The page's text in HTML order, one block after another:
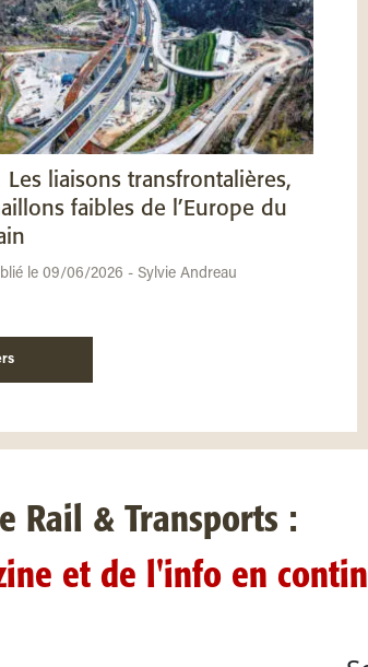
Les liaisons transfrontalières,
faibles de l’Europe du
le 09/06/2026 - Sylvie Andreau
Rail & Transports :
et de l'info en